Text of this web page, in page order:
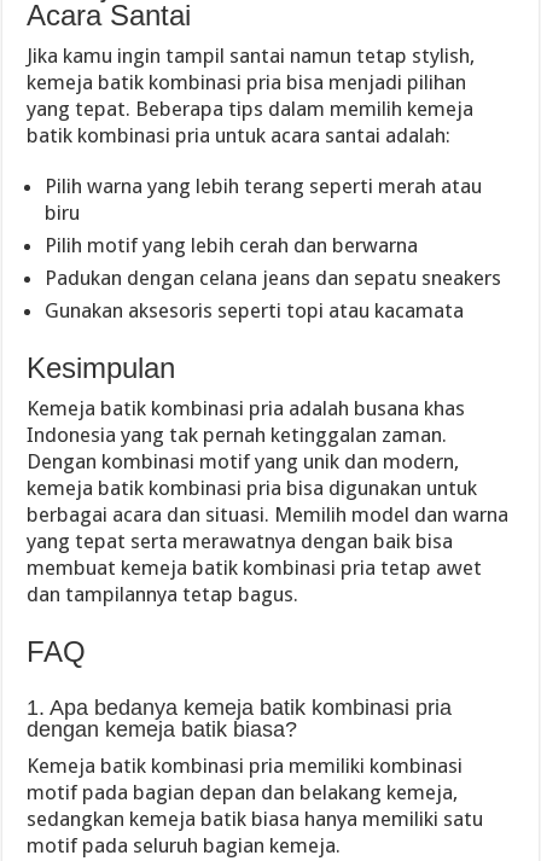
Acara Santai
Jika kamu ingin tampil santai namun tetap stylish,
kemeja batik kombinasi pria bisa menjadi pilihan
yang tepat. Beberapa tips dalam memilih kemeja
batik kombinasi pria untuk acara santai adalah:
Pilih warna yang lebih terang seperti merah atau
biru
Pilih motif yang lebih cerah dan berwarna
Padukan dengan celana jeans dan sepatu sneakers
Gunakan aksesoris seperti topi atau kacamata
Kesimpulan
Kemeja batik kombinasi pria adalah busana khas
Indonesia yang tak pernah ketinggalan zaman.
Dengan kombinasi motif yang unik dan modern,
kemeja batik kombinasi pria bisa digunakan untuk
berbagai acara dan situasi. Memilih model dan warna
yang tepat serta merawatnya dengan baik bisa
membuat kemeja batik kombinasi pria tetap awet
dan tampilannya tetap bagus.
FAQ
1. Apa bedanya kemeja batik kombinasi pria
dengan kemeja batik biasa?
Kemeja batik kombinasi pria memiliki kombinasi
motif pada bagian depan dan belakang kemeja,
sedangkan kemeja batik biasa hanya memiliki satu
motif pada seluruh bagian kemeja.